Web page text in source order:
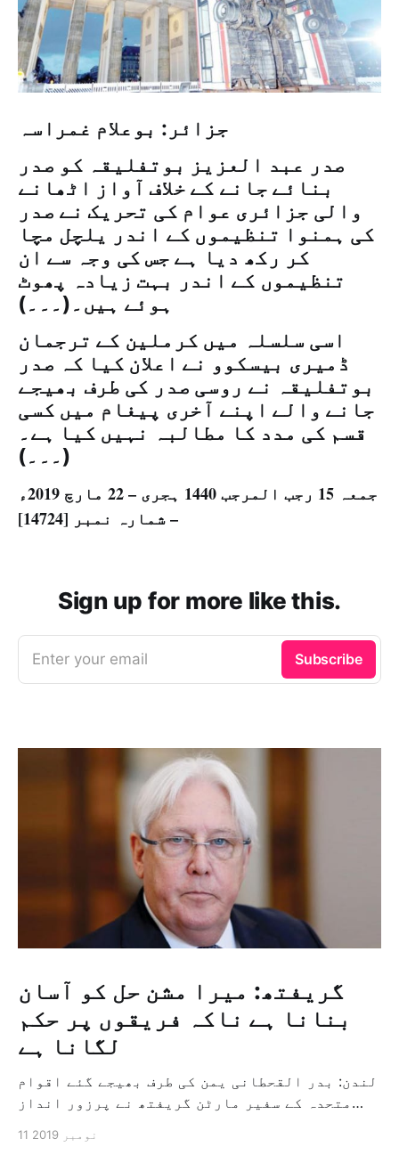
جزائر: بوعلام غمراسہ
صدر عبد العزیز بوتفلیقہ کو صدر
بنائے جانے کے خلاف آواز اٹھانے
والی جزائری عوام کی تحریک نے صدر
کی ہمنوا تنظیموں کے اندر یلچل مچا
کر رکھ دیا ہے جس کی وجہ سے ان
تنظیموں کے اندر بہت زیادہ پھوٹ
ہوئے ہیں۔(۔۔۔)
اسی سلسلہ میں کرملین کے ترجمان
ڈمیری بیسکوو نے اعلان کیا کہ صدر
بوتفلیقہ نے روسی صدر کی طرف بھیجے
جانے والے اپنے آخری پیغام میں کسی
قسم کی مدد کا مطالبہ نہیں کیا ہے۔
(۔۔۔)
جمعہ 15 رجب المرجب 1440 ہجری – 22 مارچ 2019ء
– شمارہ نمبر [14724]
Sign up for more like this.
Enter your email Subscribe
گریفتھ: میرا مشن حل کو آسان
بنانا ہے ناکہ فریقوں پر حکم
لگانا ہے
لندن: بدر القحطانی یمن کی طرف بھیجے گئے اقوام
متحدہ کے سفیر مارٹن گریفتھ نے پرزور انداز
ثالثی اور اس کشمکش کی حدبندی کرنے کے لئے ایک
11 نومبر 2019